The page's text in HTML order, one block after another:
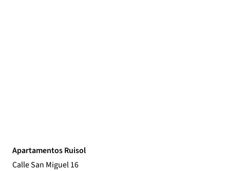
Apartamentos Ruisol
Calle San Miguel 16